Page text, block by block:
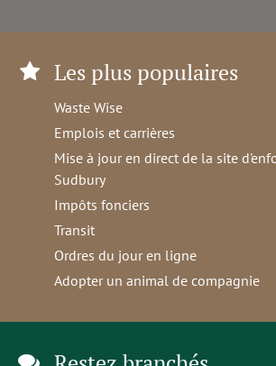
Les plus populaires
Waste Wise
Emplois et carrières
Mise à jour en direct de la site
Sudbury
Impôts fonciers
Transit
Ordres du jour en ligne
Adopter un animal de compagnie